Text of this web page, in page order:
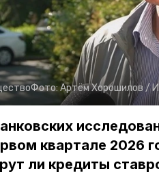
Фото:Артём Хорошилов /
квартале 2026
ли кредиты